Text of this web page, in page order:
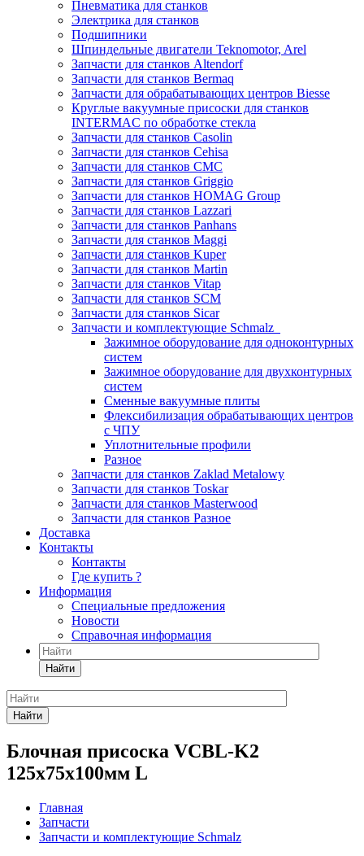
Пневматика для станков
Электрика для станков
Подшипники
Шпиндельные двигатели Teknomotor, Arel
Запчасти для станков Altendorf
Запчасти для станков Bermaq
Запчасти для обрабатывающих центров Biesse
Круглые вакуумные присоски для станков
INTERMAC по обработке стекла
Запчасти для станков Casolin
Запчасти для станков Cehisa
Запчасти для станков CMC
Запчасти для станков Griggio
Запчасти для станков HOMAG Group
Запчасти для станков Lazzari
Запчасти для станков Panhans
Запчасти для станков Maggi
Запчасти для станков Kuper
Запчасти для станков Martin
Запчасти для станков Vitap
Запчасти для станков SCM
Запчасти для станков Sicar
Запчасти и комплектующие Schmalz
Зажимное оборудование для одноконтурных
систем
Зажимное оборудование для двухконтурных
систем
Сменные вакуумные плиты
Флексибилизация обрабатывающих центров
с ЧПУ
Уплотнительные профили
Разное
Запчасти для станков Zaklad Metalowy
Запчасти для станков Toskar
Запчасти для станков Masterwood
Запчасти для станков Разное
Доставка
Контакты
Контакты
Где купить ?
Информация
Специальные предложения
Новости
Справочная информация
Найти
Найти
Блочная присоска VCBL-K2
125x75x100мм L
Главная
Запчасти
Запчасти и комплектующие Schmalz